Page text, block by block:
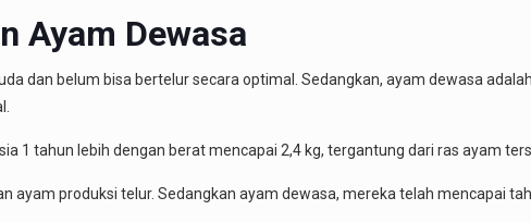
Ayam Dewasa
dan belum bisa bertelur secara optimal. Sedangkan, ayam dewasa
1 tahun lebih dengan berat mencapai 2,4 kg, tergantung dari ras ayam
ayam produksi telur. Sedangkan ayam dewasa, mereka telah mencapai